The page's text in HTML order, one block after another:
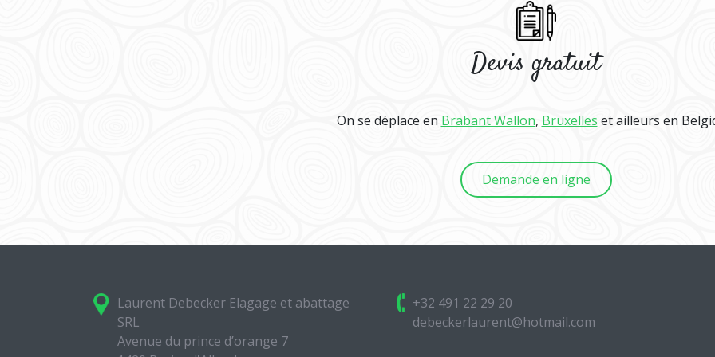
Devis gratuit
On se déplace en Brabant Wallon, Bruxelles et ailleurs en
Demande en ligne
Laurent Debecker Elagage et abattage
SRL
Avenue du prince d’orange 7
+32 491 22 29 20
debeckerlaurent@hotmail.com